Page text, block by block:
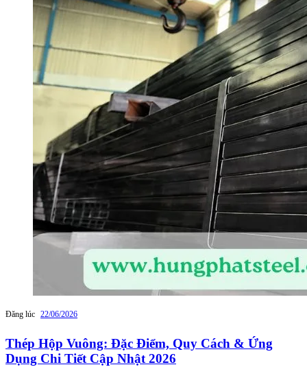
Đăng lúc 22/06/2026
Thép Hộp Vuông: Đặc Điểm, Quy Cách & Ứng
Dụng Chi Tiết Cập Nhật 2026